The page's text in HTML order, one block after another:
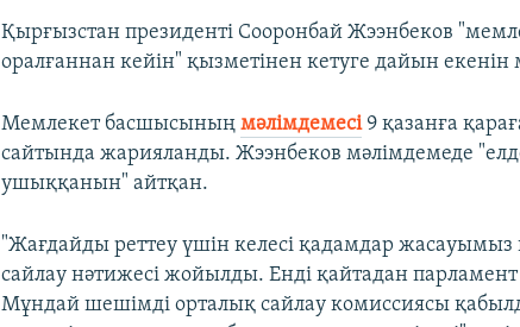
Қырғызстан президенті Сооронбай Жээнбеков
оралғаннан кейін" қызметінен кетуге дайын екенін
Мемлекет басшысыныңмәлімдемесі 9 қазанға
сайтында жарияланды. Жээнбеков мәлімдемеде
ушыққанын" айтқан.
"Жағдайды реттеу үшін келесі қадамдар
сайлау нәтижесі жойылды. Енді қайтадан парламент
Мұндай шешімді орталық сайлау комиссиясы